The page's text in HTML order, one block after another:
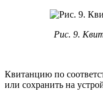
Рис. 9.
Квитанцию по
или сохранить на